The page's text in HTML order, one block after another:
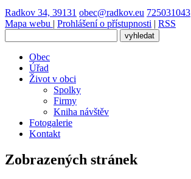
Radkov 34, 39131 obec@radkov.eu 725031043
Mapa webu | Prohlášení o přístupnosti | RSS
Obec
Úřad
Život v obci
Spolky
Firmy
Kniha návštěv
Fotogalerie
Kontakt
Zobrazených stránek